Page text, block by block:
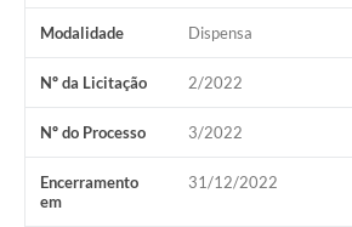
Modalidade Dispensa
Nº da Licitação 2/2022
Nº do Processo 3/2022
Encerramento
em
31/12/2022